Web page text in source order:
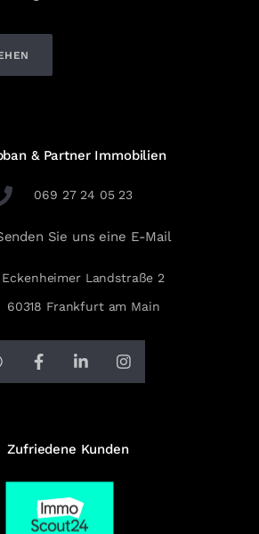
& Partner Immobilien
069 27 24 05 23
Sie uns eine E-Mail
Eckenheimer Landstraße 2
60318 Frankfurt am Main
Zufriedene Kunden